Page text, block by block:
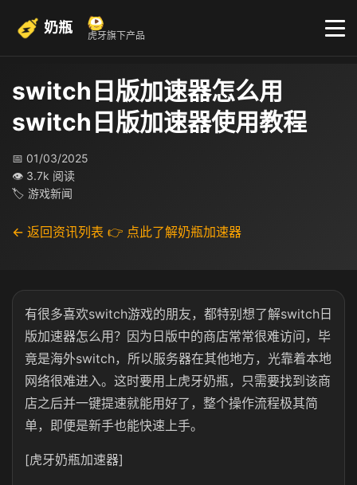
奶瓶 虎牙旗下产品
switch日版加速器怎么用
switch日版加速器使用教程
📅 01/03/2025
👁 3.7k 阅读
🏷 游戏新闻
← 返回资讯列表 👉 点此了解奶瓶加速器
有很多喜欢switch游戏的朋友，都特别想了解switch日
版加速器怎么用？因为日版中的商店常常很难访问，毕
竟是海外switch，所以服务器在其他地方，光靠着本地
网络很难进入。这时要用上虎牙奶瓶，只需要找到该商
店之后并一键提速就能用好了，整个操作流程极其简
单，即便是新手也能快速上手。
[虎牙奶瓶加速器]